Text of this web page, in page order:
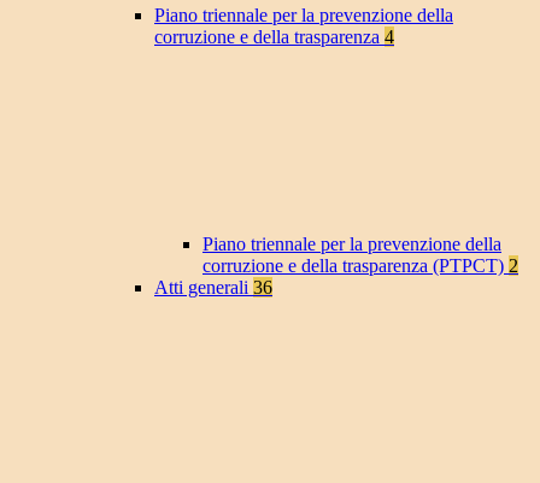
Piano triennale per la prevenzione della
corruzione e della trasparenza 4
Piano triennale per la prevenzione della
corruzione e della trasparenza (PTPCT) 2
Atti generali 36